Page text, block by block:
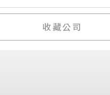
收藏公司